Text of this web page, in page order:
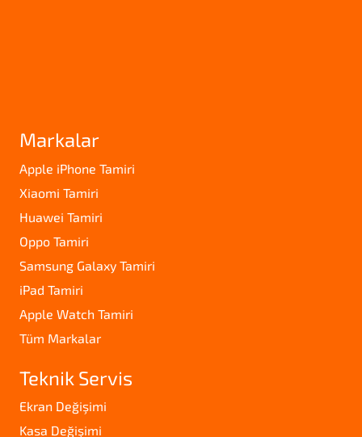
Markalar
Apple iPhone Tamiri
Xiaomi Tamiri
Huawei Tamiri
Oppo Tamiri
Samsung Galaxy Tamiri
iPad Tamiri
Apple Watch Tamiri
Tüm Markalar
Teknik Servis
Ekran Değişimi
Kasa Değişimi